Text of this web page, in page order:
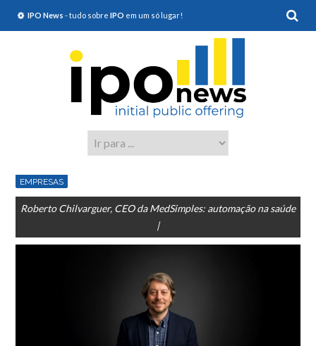
IPO News - tudo sobre IPO em um só lugar!
EMPRESAS
Roberto Chilvarguer, CEO da MedSimples: automação na saúde
|